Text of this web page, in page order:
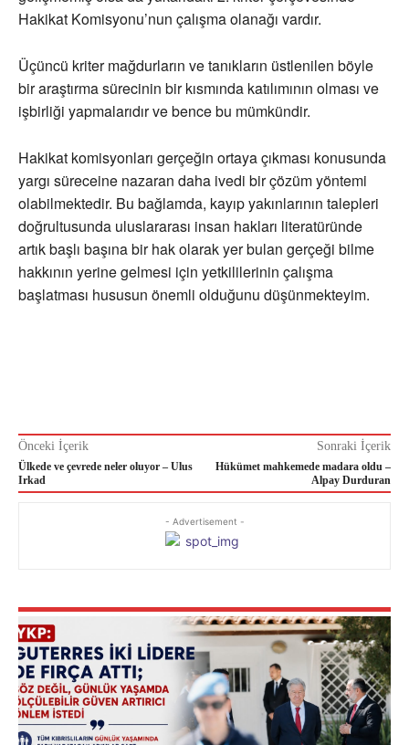
Hakikat Komisyonu’nun çalışma olanağı vardır.
Üçüncü kriter mağdurların ve tanıkların üstlenilen böyle
bir araştırma sürecinin bir kısmında katılımının olması ve
işbirliği yapmalarıdır ve bence bu mümkündir.
Hakikat komisyonları gerçeğin ortaya çıkması konusunda
yargı süreceine nazaran daha ivedi bir çözüm yöntemi
olabilmektedir. Bu bağlamda, kayıp yakınlarının talepleri
doğrultusunda uluslararası insan hakları literatüründe
artık başlı başına bir hak olarak yer bulan gerçeği bilme
hakkının yerine gelmesi için yetkililerinin çalışma
başlatması hususun önemli olduğunu düşünmekteyim.
Önceki İçerik
Ülkede ve çevrede neler oluyor – Ulus
Irkad
Sonraki İçerik
Hükümet mahkemede madara oldu –
Alpay Durduran
- Advertisement -